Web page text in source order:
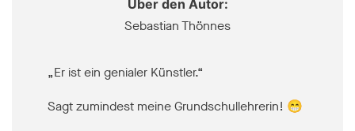
Über den Autor:
Sebastian Thönnes
„Er ist ein genialer Künstler.“
Sagt zumindest meine Grundschullehrerin! 😁